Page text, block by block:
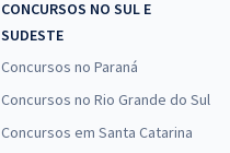
CONCURSOS NO SUL E
SUDESTE
Concursos no Paraná
Concursos no Rio Grande do Sul
Concursos em Santa Catarina